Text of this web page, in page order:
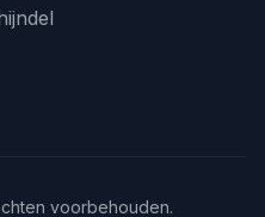
voorbehouden.